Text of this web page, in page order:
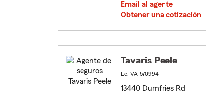
Email al agente
Obtener una cotización
Tavaris Peele
Lic: VA-570994
13440 Dumfries Rd